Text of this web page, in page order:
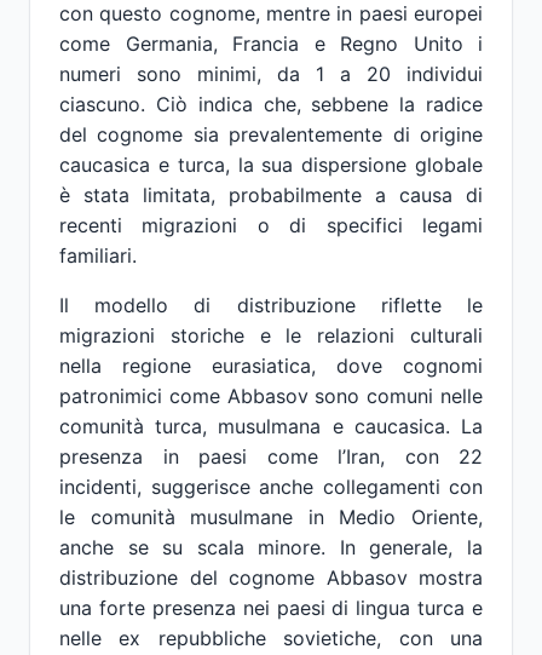
con questo cognome, mentre in paesi europei
come Germania, Francia e Regno Unito i
numeri sono minimi, da 1 a 20 individui
ciascuno. Ciò indica che, sebbene la radice
del cognome sia prevalentemente di origine
caucasica e turca, la sua dispersione globale
è stata limitata, probabilmente a causa di
recenti migrazioni o di specifici legami
familiari.
Il modello di distribuzione riflette le
migrazioni storiche e le relazioni culturali
nella regione eurasiatica, dove cognomi
patronimici come Abbasov sono comuni nelle
comunità turca, musulmana e caucasica. La
presenza in paesi come l’Iran, con 22
incidenti, suggerisce anche collegamenti con
le comunità musulmane in Medio Oriente,
anche se su scala minore. In generale, la
distribuzione del cognome Abbasov mostra
una forte presenza nei paesi di lingua turca e
nelle ex repubbliche sovietiche, con una